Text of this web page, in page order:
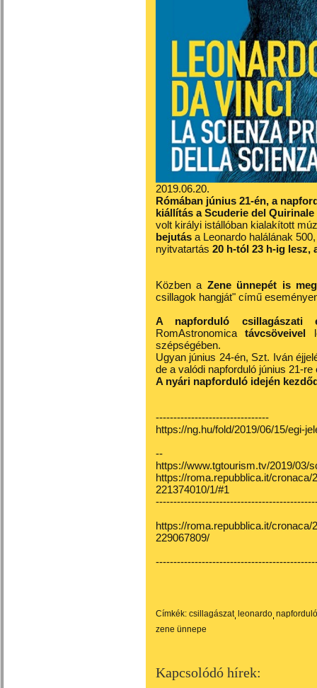
2019.06.20.
Rómában június 21-én, a
kiállítás a Scuderie del Quirinale
volt királyi istállóban kialakított
bejutás a Leonardo halálának
nyitvatartás 20 h-tól 23 h-ig lesz,
Közben a Zene ünnepét is
csillagok hangját" című
A napforduló csillagászati
RomAstronomicatávcsöveivel
szépségében.
Ugyan június 24-én, Szt. Iván
de a valódi napforduló június 21-re
A nyári napforduló idején
--------------------------------
https://ng.hu/fold/2019/06/15/egi-
--
https://www.tgtourism.tv/2019/03/
https://roma.repubblica.it/cronaca/
221374010/1/#1
https://roma.repubblica.it/
229067809/
Címkék: csillagászat leonardo napforduló
zene ünnepe
Kapcsolódó hírek: